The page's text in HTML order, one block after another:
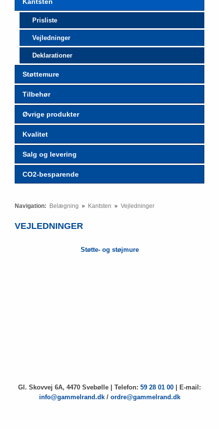
Prisliste
Vejledninger
Deklarationer
Støttemure
Tilbehør
Øvrige produkter
Kvalitet
Salg og levering
CO2-besparende
Navigation: Belægning » Kantsten » Vejledninger
VEJLEDNINGER
Støtte- og støjmure
Gl. Skovvej 6A, 4470 Svebølle | Telefon: 59 28 01 00 | E-mail:
info@gammelrand.dk / ordre@gammelrand.dk